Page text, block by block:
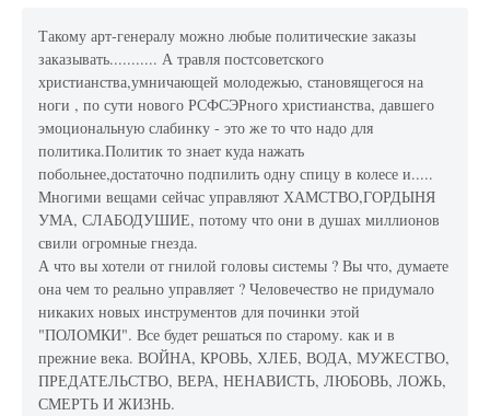
Такому арт-генералу можно любые политические заказы
заказывать........... А травля постсоветского
христианства,умничающей молодежью, становящегося на
ноги , по сути нового РСФСЭРного христианства, давшего
эмоциональную слабинку - это же то что надо для
политика.Политик то знает куда нажать
побольнее,достаточно подпилить одну спицу в колесе и.....
Многими вещами сейчас управляют ХАМСТВО,ГОРДЫНЯ
УМА, СЛАБОДУШИЕ, потому что они в душах миллионов
свили огромные гнезда.
А что вы хотели от гнилой головы системы ? Вы что, думаете
она чем то реально управляет ? Человечество не придумало
никаких новых инструментов для починки этой
"ПОЛОМКИ". Все будет решаться по старому. как и в
прежние века. ВОЙНА, КРОВЬ, ХЛЕБ, ВОДА, МУЖЕСТВО,
ПРЕДАТЕЛЬСТВО, ВЕРА, НЕНАВИСТЬ, ЛЮБОВЬ, ЛОЖЬ,
СМЕРТЬ И ЖИЗНЬ.